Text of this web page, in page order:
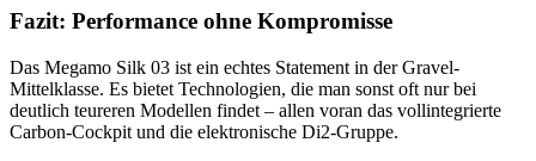
Fazit: Performance ohne Kompromisse
Das Megamo Silk 03 ist ein echtes Statement in der Gravel-
Mittelklasse. Es bietet Technologien, die man sonst oft nur bei
deutlich teureren Modellen findet – allen voran das vollintegrierte
Carbon-Cockpit und die elektronische Di2-Gruppe.